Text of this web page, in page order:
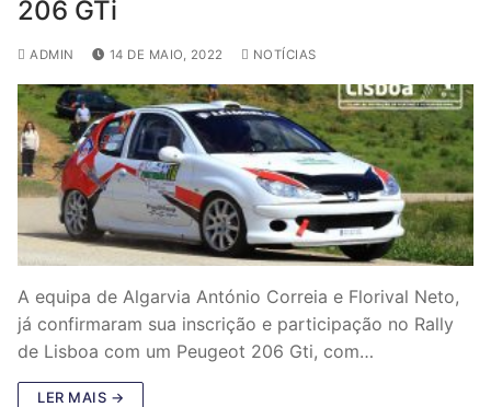
206 GTi
ADMIN 14 DE MAIO, 2022 NOTÍCIAS
A equipa de Algarvia António Correia e Florival Neto,
já confirmaram sua inscrição e participação no Rally
de Lisboa com um Peugeot 206 Gti, com…
LER MAIS →